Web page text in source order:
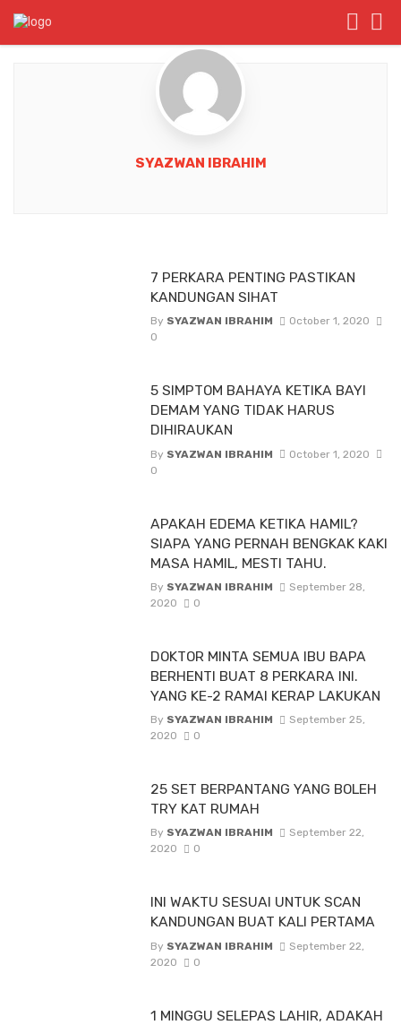
SYAZWAN IBRAHIM
7 PERKARA PENTING PASTIKAN
KANDUNGAN SIHAT
By SYAZWAN IBRAHIM
October 1, 2020
0
5 SIMPTOM BAHAYA KETIKA BAYI
DEMAM YANG TIDAK HARUS
DIHIRAUKAN
By SYAZWAN IBRAHIM
October 1, 2020
0
APAKAH EDEMA KETIKA HAMIL?
SIAPA YANG PERNAH BENGKAK KAKI
MASA HAMIL, MESTI TAHU.
By SYAZWAN IBRAHIM
September 28,
2020
0
DOKTOR MINTA SEMUA IBU BAPA
BERHENTI BUAT 8 PERKARA INI.
YANG KE-2 RAMAI KERAP LAKUKAN
By SYAZWAN IBRAHIM
September 25,
2020
0
25 SET BERPANTANG YANG BOLEH
TRY KAT RUMAH
By SYAZWAN IBRAHIM
September 22,
2020
0
INI WAKTU SESUAI UNTUK SCAN
KANDUNGAN BUAT KALI PERTAMA
By SYAZWAN IBRAHIM
September 22,
2020
0
1 MINGGU SELEPAS LAHIR, ADAKAH